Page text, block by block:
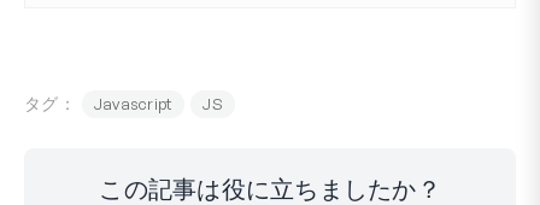
タグ： Javascript JS
この記事は役に立ちましたか？